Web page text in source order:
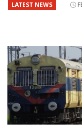
LATEST NEWS